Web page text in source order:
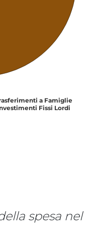
a Famiglie
Fissi Lordi
spesa nel